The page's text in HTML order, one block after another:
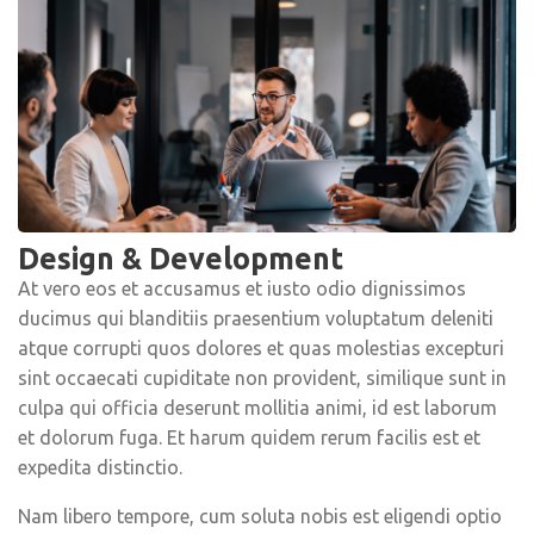
Design & Development
At vero eos et accusamus et iusto odio dignissimos
ducimus qui blanditiis praesentium voluptatum deleniti
atque corrupti quos dolores et quas molestias excepturi
sint occaecati cupiditate non provident, similique sunt in
culpa qui officia deserunt mollitia animi, id est laborum
et dolorum fuga. Et harum quidem rerum facilis est et
expedita distinctio.
Nam libero tempore, cum soluta nobis est eligendi optio